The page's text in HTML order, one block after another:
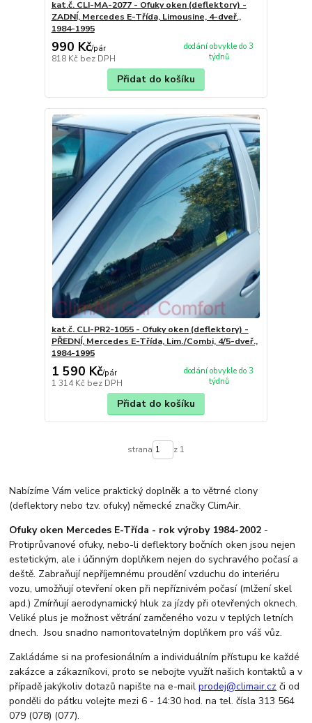
kat.č. CLI-MA-2077 - Ofuky oken (deflektory) -
ZADNÍ, Mercedes E-Třída, Limousine, 4-dveř.,
1984-1995
990 Kč/pár
818 Kč bez DPH
dodání obvykle do 3
týdnů
Přidat do košíku
kat.č. CLI-PR2-1055 - Ofuky oken (deflektory) -
PŘEDNÍ, Mercedes E-Třída, Lim./Combi, 4/5-dveř.,
1984-1995
1 590 Kč/pár
1 314 Kč bez DPH
dodání obvykle do 3
týdnů
Přidat do košíku
strana z 1
Nabízíme Vám velice praktický doplněk a to větrné clony
(deflektory nebo tzv. ofuky) německé značky ClimAir.
Ofuky oken Mercedes E-Třída - rok výroby 1984-2002 -
Protiprůvanové ofuky, nebo-li deflektory bočních oken jsou nejen
estetickým, ale i účinným doplňkem nejen do sychravého počasí a
deště. Zabraňují nepříjemnému proudění vzduchu do interiéru
vozu, umožňují otevření oken při nepříznivém počasí (mlžení skel
apd.) Zmírňují aerodynamický hluk za jízdy při otevřených oknech.
Veliké plus je možnost větrání zamčeného vozu v teplých letních
dnech. Jsou snadno namontovatelným doplňkem pro váš vůz.
Zakládáme si na profesionálním a individuálním přístupu ke každé
zakázce a zákazníkovi, proto se nebojte využít našich kontaktů a v
případě jakýkoliv dotazů napište na e-mailprodej@climair.cz či od
ponděli do pátku volejte mezi 6 - 14:30 hod. na tel. čísla 313 564
079 (078) (077).